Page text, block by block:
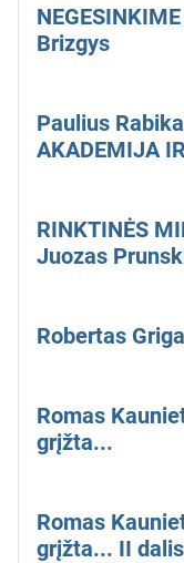
Brizgys
Paulius
AKADEMIJA
RINKTINĖS
Juozas
Robertas
Romas
grįžta...
Romas
grįžta... II dalis